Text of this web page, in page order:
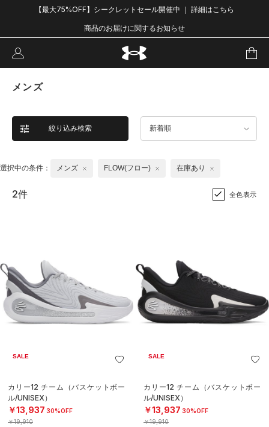
【最大75%OFF】シークレットセール開催中 ｜ 詳細はこちら
商品のお届けに関するお知らせ
メンズ
絞り込み検索 新着順
選択中の条件： メンズ FLOW(フロー) 在庫あり
2件 全色表示
SALE
カリー12 チーム（バスケットボー
ル/UNISEX）
￥13,937 30%OFF
￥19,910
SALE
カリー12 チーム（バスケットボー
ル/UNISEX）
￥13,937 30%OFF
￥19,910